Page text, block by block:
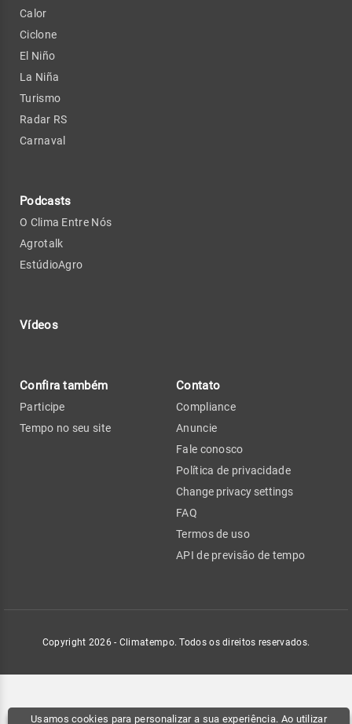
Usamos cookies para personalizar a sua experiência. Ao utilizar
Calor
Ciclone
El Niño
La Niña
Turismo
Radar RS
Carnaval
Podcasts
O Clima Entre Nós
Agrotalk
EstúdioAgro
Vídeos
Confira também
Participe
Tempo no seu site
Contato
Compliance
Anuncie
Fale conosco
Política de privacidade
Change privacy settings
FAQ
Termos de uso
API de previsão de tempo
Copyright 2026 - Climatempo. Todos os direitos reservados.